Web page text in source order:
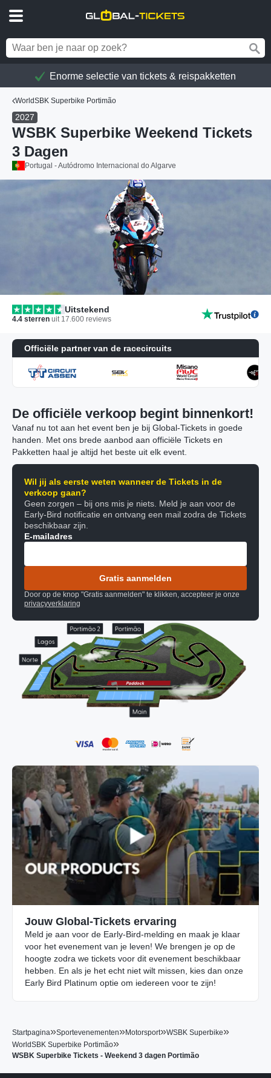
Enorme selectie van tickets & reispakketten
WorldSBK Superbike Portimão
2027
WSBK Superbike Weekend Tickets
3 Dagen
Portugal - Autódromo Internacional do Algarve
Uitstekend
4.4 sterren uit 17.600 reviews
Officiële partner van de racecircuits
De officiële verkoop begint binnenkort!
Vanaf nu tot aan het event ben je bij Global-Tickets in goede
handen. Met ons brede aanbod aan officiële Tickets en
Pakketten haal je altijd het beste uit elk event.
Wil jij als eerste weten wanneer de Tickets in de
verkoop gaan?
Geen zorgen – bij ons mis je niets. Meld je aan voor de
Early-Bird notificatie en ontvang een mail zodra de Tickets
beschikbaar zijn.
E-mailadres
Gratis aanmelden
Door op de knop "Gratis aanmelden" te klikken, accepteer je onze
privacyverklaring
Jouw Global-Tickets ervaring
Meld je aan voor de Early-Bird-melding en maak je klaar
voor het evenement van je leven! We brengen je op de
hoogte zodra we tickets voor dit evenement beschikbaar
hebben. En als je het echt niet wilt missen, kies dan onze
Early Bird Platinum optie om iedereen voor te zijn!
Startpagina»Sportevenementen»Motorsport»WSBK Superbike»
WorldSBK Superbike Portimão»
WSBK Superbike Tickets - Weekend 3 dagen Portimão